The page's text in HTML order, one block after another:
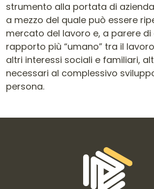
strumento alla portata di
a mezzo del quale può essere
mercato del lavoro e, a parere di
rapporto più “umano” tra il
altri interessi sociali e familiari,
necessari al complessivo
persona.
Informazioni di